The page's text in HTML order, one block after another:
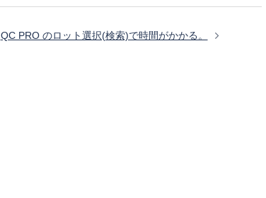
QC PRO のロット選択(検索)で時間がかかる。